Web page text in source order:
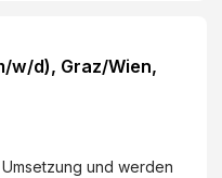
w/d), Graz/Wien,
und werden